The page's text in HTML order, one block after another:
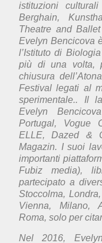
istituzioni
Berghain,
Theatre and
Evelyn Bencicova
l’Istituto di
più di una volta,
chiusura
Festival legati al
sperimentale.. Il
Evelyn
Portugal, Vogue
ELLE, Dazed &
Magazin. I suoi
importanti
Fubiz media),
partecipato a
Stoccolma,
Vienna, Milano,
Roma, solo per
Nel 2016,